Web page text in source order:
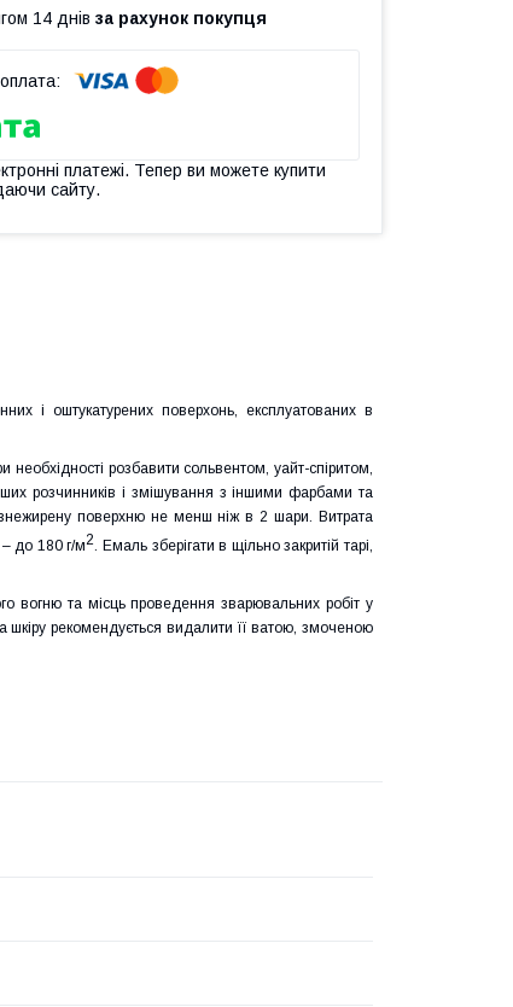
14 днів за рахунок покупця
платежі. Тепер ви можете купити
сайту.
і оштукатурених поверхонь, експлуатованих в
розбавити сольвентом, уайт-спіритом,
розчинників і змішування з іншими фарбами та
поверхню не менш ніж в 2 шари. Витрата
– до 180 г/м2 . Емаль зберігати в щільно закритій тарі,
вогню та місць проведення зварювальних робіт у
рекомендується видалити її ватою, змоченою